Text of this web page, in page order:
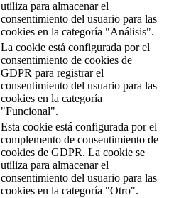
utiliza para almacenar el
consentimiento del usuario para las
cookies en la categoría "Análisis".
La cookie está configurada por el
consentimiento de cookies de
GDPR para registrar el
consentimiento del usuario para las
cookies en la categoría
"Funcional".
Esta cookie está configurada por el
complemento de consentimiento de
cookies de GDPR. La cookie se
utiliza para almacenar el
consentimiento del usuario para las
cookies en la categoría "Otro".